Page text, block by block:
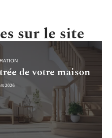
sur le site
de votre maison
2026